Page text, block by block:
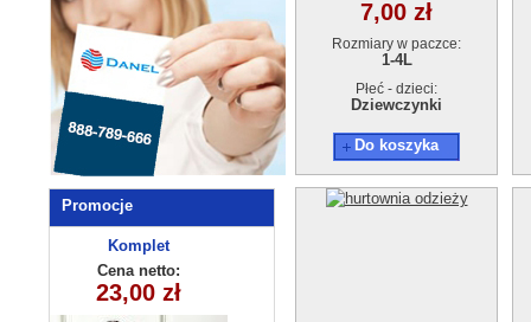
Promocje
Komplet
dziewczęcy
315-10(3-10)
5szt
Cena netto:
23,00 zł
Bluza
dziecięca
290525-DB368
(3-8) 10szt
Cena netto:
20,00 zł
7,00 zł
Rozmiary w paczce:
1-4L
Płeć - dzieci:
Dziewczynki
Do koszyka